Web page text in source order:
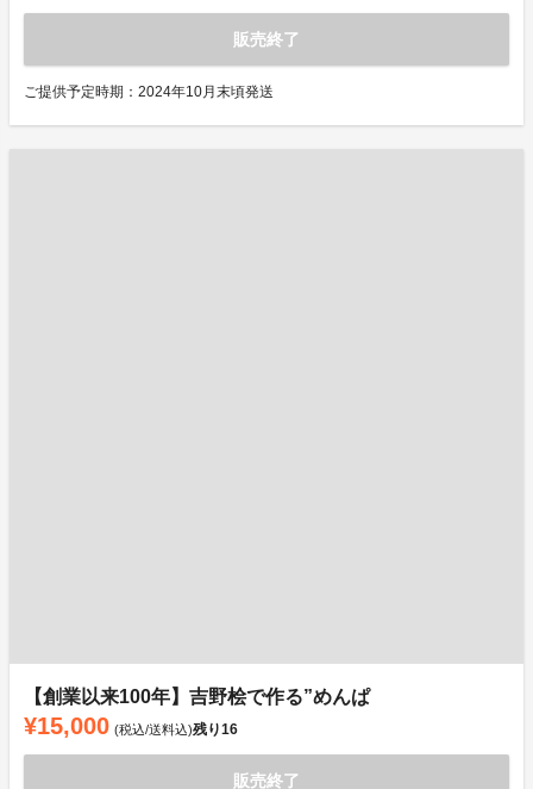
販売終了
ご提供予定時期：2024年10月末頃発送
【創業以来100年】吉野桧で作る”めんぱ
¥15,000 (税込/送料込)残り16
販売終了